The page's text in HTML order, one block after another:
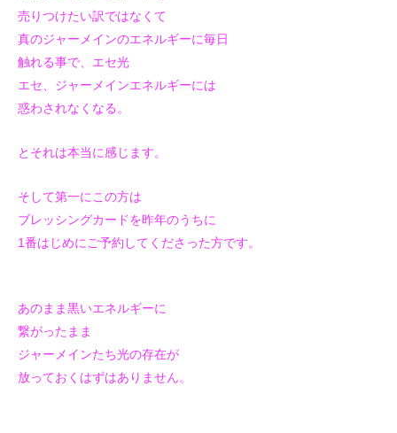
売りつけたい訳ではなくて
真のジャーメインのエネルギーに毎日
触れる事で、エセ光
エセ、ジャーメインエネルギーには
惑わされなくなる。
とそれは本当に感じます。
そして第一にこの方は
ブレッシングカードを昨年のうちに
1番はじめにご予約してくださった方です。
あのまま黒いエネルギーに
繋がったまま
ジャーメインたち光の存在が
放っておくはずはありません。